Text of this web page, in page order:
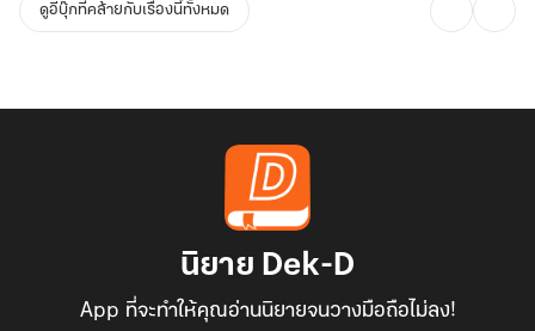
ดูอีบุ๊กที่คล้ายกับเรื่องนี้ทั้งหมด
นิยาย Dek-D
App ที่จะทำให้คุณอ่านนิยายจนวางมือถือไม่ลง!